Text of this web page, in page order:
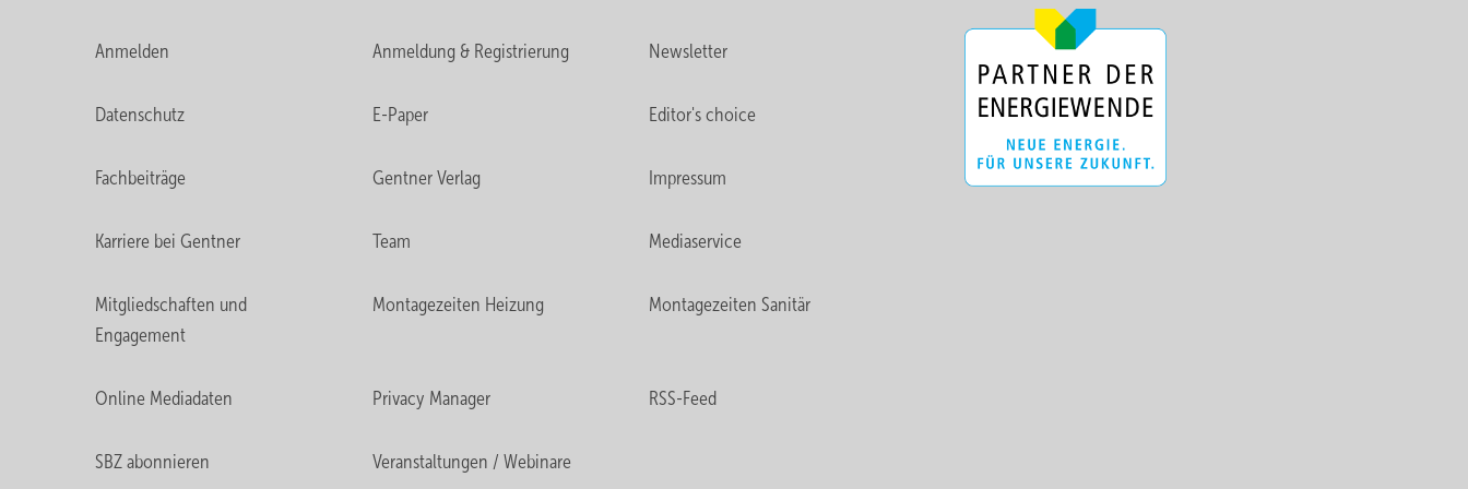
Anmelden Anmeldung & Registrierung Newsletter
Datenschutz E-Paper Editor's choice
Fachbeiträge Gentner Verlag Impressum
Karriere bei Gentner Team Mediaservice
Mitgliedschaften und
Engagement
Montagezeiten Heizung Montagezeiten Sanitär
Online Mediadaten Privacy Manager RSS-Feed
SBZ abonnieren Veranstaltungen / Webinare